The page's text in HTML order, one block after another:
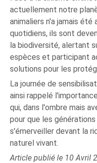
actuellement notre
animaliers n'a jamais été
quotidiens, ils sont
la biodiversité, alertant
espèces et participant
solutions pour les
La journée de
ainsi rappelé
qui, dans l'ombre mais
pour que les
s'émerveiller devant la
naturel vivant.
Article publié le 10 Avril